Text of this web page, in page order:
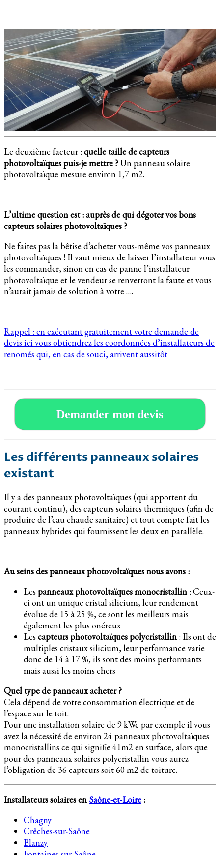
Le deuxième facteur : quelle taille de capteurs
photovoltaïques puis-je mettre ?Un panneau solaire
photovoltaïque mesure environ 1,7 m2.
L’ultime question est : auprès de qui dégoter vos bons
capteurs solaires photovoltaïques ?
Ne faites pas la bêtise d’acheter vous-même vos panneaux
photovoltaïques ! Il vaut mieux de laisser l’installateur vous
les commander, sinon en cas de panne l’installateur
photovoltaïque et le vendeur se renverront la faute et vous
n’aurait jamais de solution à votre ….
Rappel : en exécutant gratuitement votre demande de
devis ici vous obtiendrez les coordonnées d’installateurs de
renomés qui, en cas de souci, arrivent aussitôt
Demander mon devis
Les différents panneaux solaires
existant
Il y a des panneaux photovoltaïques (qui apportent du
courant continu), des capteurs solaires thermiques (afin de
produire de l’eau chaude sanitaire) et tout compte fait les
panneaux hybrides qui fournissent les deux en parallèle.
Au seins des panneaux photovoltaïques nous avons :
Les panneaux photovoltaïques monocristallin : Ceux-
ci ont un unique cristal silicium, leur rendement
évolue de 15 à 25 %, ce sont les meilleurs mais
également les plus onéreux
Les capteurs photovoltaïques polycristallin : Ils ont de
multiples cristaux silicium, leur performance varie
donc de 14 à 17 %, ils sont des moins performants
mais aussi les moins chers
Quel type de panneaux acheter ?
Cela dépend de votre consommation électrique et de
l’espace sur le toit.
Pour une installation solaire de 9 kWc par exemple il vous
avez la nécessité de environ 24 panneaux photovoltaïques
monocristallins ce qui signifie 41m2 en surface, alors que
pour des panneaux solaires polycristallin vous aurez
l’obligation de 36 capteurs soit 60 m2 de toiture.
Installateurs solaires en Saône-et-Loire :
Chagny
Crêches-sur-Saône
Blanzy